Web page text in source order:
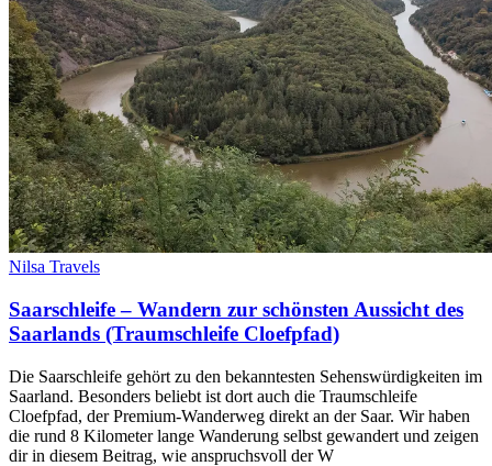
Nilsa Travels
Saarschleife – Wandern zur schönsten Aussicht des
Saarlands (Traumschleife Cloefpfad)
Die Saarschleife gehört zu den bekanntesten Sehenswürdigkeiten im
Saarland. Besonders beliebt ist dort auch die Traumschleife
Cloefpfad, der Premium-Wanderweg direkt an der Saar. Wir haben
die rund 8 Kilometer lange Wanderung selbst gewandert und zeigen
dir in diesem Beitrag, wie anspruchsvoll der W